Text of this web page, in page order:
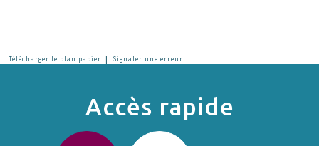
Télécharger le plan papier | Signaler une erreur
Accès rapide